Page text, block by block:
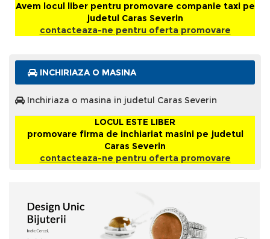
Avem locul liber pentru promovare companie taxi pe
judetul Caras Severin
contacteaza-ne pentru oferta promovare
INCHIRIAZA O MASINA
Inchiriaza o masina in judetul Caras Severin
LOCUL ESTE LIBER
promovare firma de inchiariat masini pe judetul
Caras Severin
contacteaza-ne pentru oferta promovare